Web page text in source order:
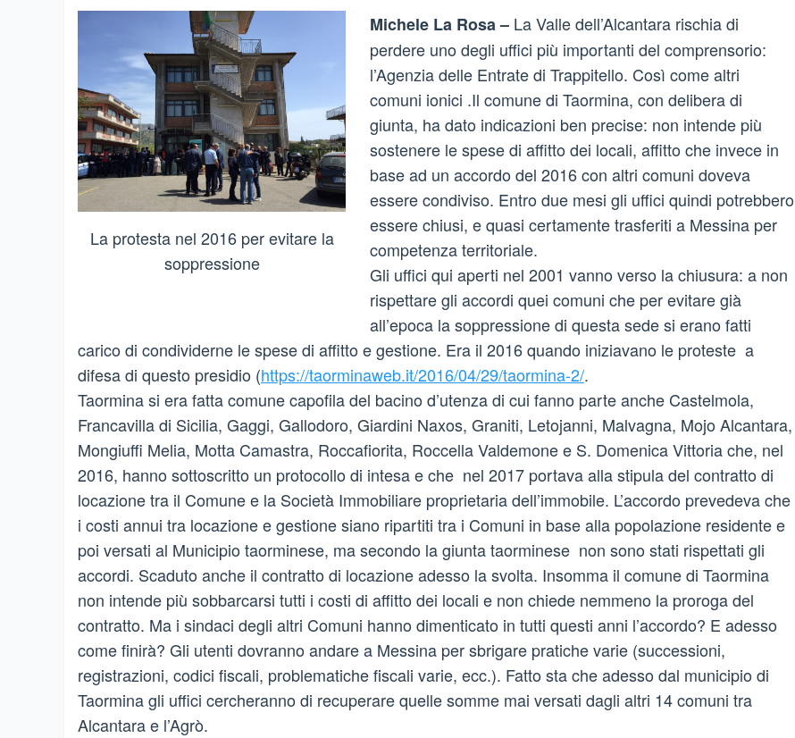
La protesta nel 2016 per evitare la
soppressione
Michele La Rosa – La Valle dell’Alcantara rischia di
perdere uno degli uffici più importanti del comprensorio:
l’Agenzia delle Entrate di Trappitello. Così come altri
comuni ionici .Il comune di Taormina, con delibera di
giunta, ha dato indicazioni ben precise: non intende più
sostenere le spese di affitto dei locali, affitto che invece in
base ad un accordo del 2016 con altri comuni doveva
essere condiviso. Entro due mesi gli uffici quindi potrebbero
essere chiusi, e quasi certamente trasferiti a Messina per
competenza territoriale.
Gli uffici qui aperti nel 2001 vanno verso la chiusura: a non
rispettare gli accordi quei comuni che per evitare già
all’epoca la soppressione di questa sede si erano fatti
carico di condividerne le spese di affitto e gestione. Era il 2016 quando iniziavano le proteste a
difesa di questo presidio (https://taorminaweb.it/2016/04/29/taormina-2/.
Taormina si era fatta comune capofila del bacino d’utenza di cui fanno parte anche Castelmola,
Francavilla di Sicilia, Gaggi, Gallodoro, Giardini Naxos, Graniti, Letojanni, Malvagna, Mojo Alcantara,
Mongiuffi Melia, Motta Camastra, Roccafiorita, Roccella Valdemone e S. Domenica Vittoria che, nel
2016, hanno sottoscritto un protocollo di intesa e che nel 2017 portava alla stipula del contratto di
locazione tra il Comune e la Società Immobiliare proprietaria dell’immobile. L’accordo prevedeva che
i costi annui tra locazione e gestione siano ripartiti tra i Comuni in base alla popolazione residente e
poi versati al Municipio taorminese, ma secondo la giunta taorminese non sono stati rispettati gli
accordi. Scaduto anche il contratto di locazione adesso la svolta. Insomma il comune di Taormina
non intende più sobbarcarsi tutti i costi di affitto dei locali e non chiede nemmeno la proroga del
contratto. Ma i sindaci degli altri Comuni hanno dimenticato in tutti questi anni l’accordo? E adesso
come finirà? Gli utenti dovranno andare a Messina per sbrigare pratiche varie (successioni,
registrazioni, codici fiscali, problematiche fiscali varie, ecc.). Fatto sta che adesso dal municipio di
Taormina gli uffici cercheranno di recuperare quelle somme mai versati dagli altri 14 comuni tra
Alcantara e l’Agrò.